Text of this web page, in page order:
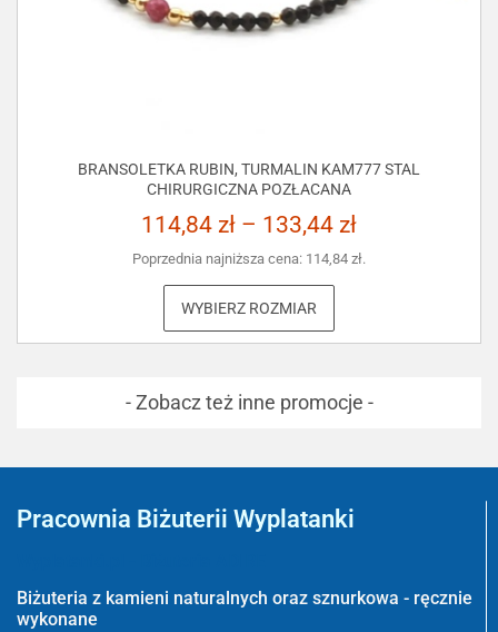
BRANSOLETKA RUBIN, TURMALIN KAM777 STAL
CHIRURGICZNA POZŁACANA
114,84 zł – 133,44 zł
Poprzednia najniższa cena: 114,84 zł.
WYBIERZ ROZMIAR
- Zobacz też inne promocje -
Pracownia Biżuterii Wyplatanki
Biżuteria z kamieni naturalnych oraz sznurkowa - ręcznie
wykonane